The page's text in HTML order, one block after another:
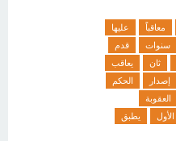
معاقباً
عليها
سنوات
قدم
ثان
يعاقب
إصدار
الحكم
العقوبة
الأول
يطبق